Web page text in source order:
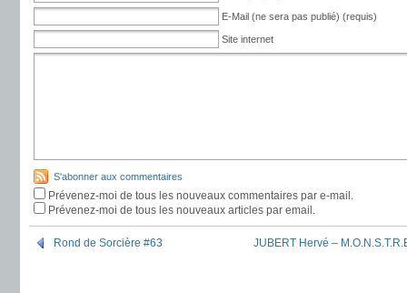
E-Mail (ne sera pas publié) (requis)
Site internet
S'abonner aux commentaires
Prévenez-moi de tous les nouveaux commentaires par e-mail.
Prévenez-moi de tous les nouveaux articles par email.
Rond de Sorcière #63 JUBERT Hervé –